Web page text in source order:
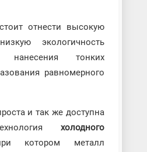
отнести высокую
экологичность
нанесения тонких
равномерного
и так же доступна
холодного
котором металл